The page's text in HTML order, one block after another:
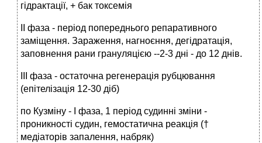
гідрактації, + бак токсемія
ІІ фаза - період попереднього репаративного
заміщення. Зараження, нагноєння, дегідратація,
заповнення рани грануляцією --2-3 дні - до 12 днів.
ІІІ фаза - остаточна регенерація рубцювання
(епітелізація 12-30 діб)
по Кузміну - І фаза, 1 період судинні зміни -
проникності судин, гемостатична реакція (†
медіаторів запалення, набряк)